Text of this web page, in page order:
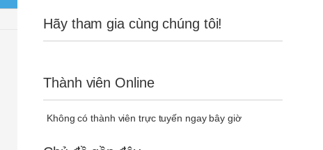
Hãy tham gia cùng chúng tôi!
Thành viên Online
Không có thành viên trực tuyến ngay bây giờ